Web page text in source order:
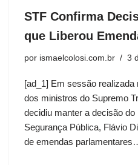
STF Confirma
que Liberou
por ismaelcolosi.com.br 3
[ad_1] Em sessão
dos ministros do Supremo
decidiu manter a decisão
Segurança Pública, Flávio
de emendas